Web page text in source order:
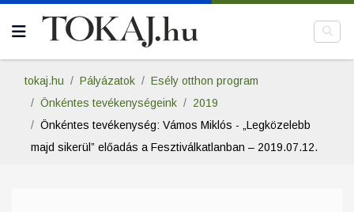
tokaj.hu Pályázatok
Esély otthon program
Önkéntes tevékenységeink
2019
Önkéntes tevékenység: Vámos Miklós - „Legközelebb
majd sikerül” előadás a Fesztiválkatlanban – 2019.07.12.